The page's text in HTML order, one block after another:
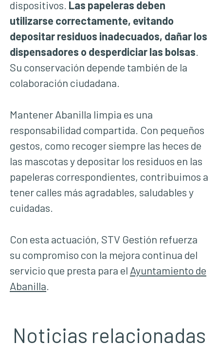
dispositivos. Las papeleras deben
utilizarse correctamente, evitando
depositar residuos inadecuados, dañar los
dispensadores o desperdiciar las bolsas
Su conservación depende también de la
colaboración ciudadana.
Mantener Abanilla limpia es una
responsabilidad compartida. Con pequeños
gestos, como recoger siempre las heces de
las mascotas y depositar los residuos en las
papeleras correspondientes, contribuimos a
tener calles más agradables, saludables y
cuidadas.
Con esta actuación, STV Gestión refuerza
su compromiso con la mejora continua del
servicio que presta para el Ayuntamiento de
Abanilla
Noticias relacionadas